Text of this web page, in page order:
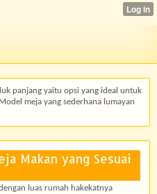
panjang yaitu opsi yang ideal untuk
meja yang sederhana lumayan
Makan yang Sesuai
luas rumah hakekatnya